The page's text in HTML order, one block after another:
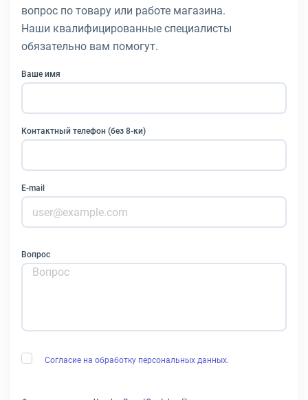
вопрос по товару или работе магазина.
Наши квалифицированные специалисты
обязательно вам помогут.
Ваше имя
Контактный телефон (без 8-ки)
E-mail
Вопрос
Согласие на обработку персональных данных.